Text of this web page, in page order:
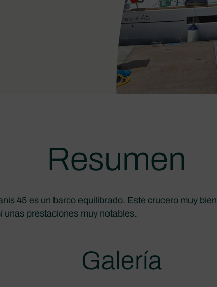
Resumen
45 es un barco equilibrado. Este crucero muy bien
unas prestaciones muy notables.
Galería